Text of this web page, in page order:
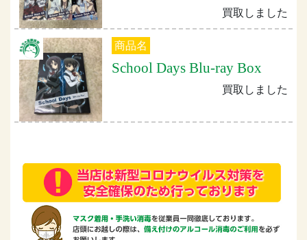
買取しました
商品名
School Days Blu-ray Box
買取しました